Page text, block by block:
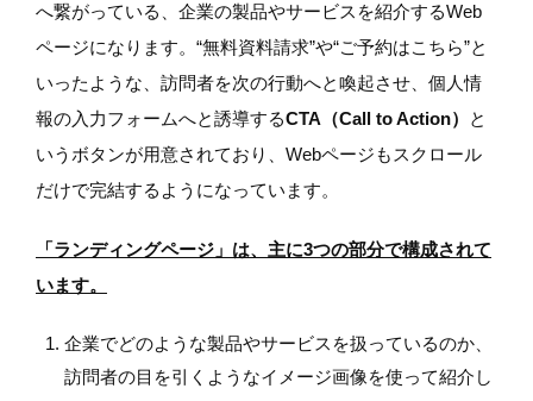
へ繋がっている、企業の製品やサービスを紹介するWeb
ページになります。“無料資料請求”や“ご予約はこちら”と
いったような、訪問者を次の行動へと喚起させ、個人情
報の入力フォームへと誘導するCTA（Call to Action）
と
いうボタンが用意されており、Webページもスクロール
だけで完結するようになっています。
「ランディングページ」は、主に3つの部分で構成されて
います。
企業でどのような製品やサービスを扱っているのか、
訪問者の目を引くようなイメージ画像を使って紹介し